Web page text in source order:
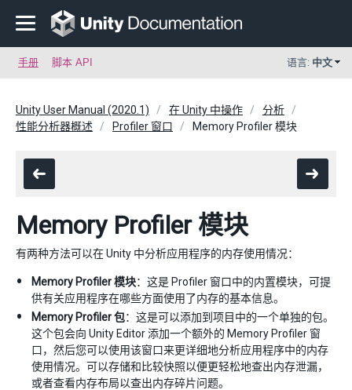
手册 脚本 API 语言: 中文
Unity User Manual (2020.1) 在 Unity 中操作
分析
性能分析器概述
Profiler 窗口 Memory Profiler 模块
Memory Profiler 模块
有两种方法可以在 Unity 中分析应用程序的内存使用情况：
Memory Profiler 模块：这是 Profiler 窗口中的内置模块，可提
供有关应用程序在哪些方面使用了内存的基本信息。
Memory Profiler 包：这是可以添加到项目中的一个单独的包。
这个包会向 Unity Editor 添加一个额外的 Memory Profiler 窗
口，然后您可以使用该窗口来更详细地分析应用程序中的内存
使用情况。可以存储和比较快照以便更轻松地查出内存泄漏，
或者查看内存布局以查出内存碎片问题。